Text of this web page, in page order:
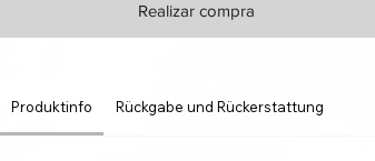
Realizar compra
Produktinfo Rückgabe und Rückerstattung